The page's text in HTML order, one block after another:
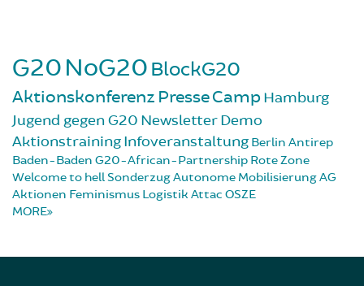
G20NoG20 BlockG20
Aktionskonferenz PresseCampHamburg
Jugend gegen G20 NewsletterDemo
AktionstrainingInfoveranstaltung Berlin Antirep
Baden-Baden G20-African-Partnership Rote Zone
Welcome to hellSonderzugAutonome MobilisierungAG
Aktionen Feminismus Logistik Attac OSZE
MORE